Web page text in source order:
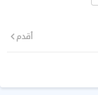
أقدم